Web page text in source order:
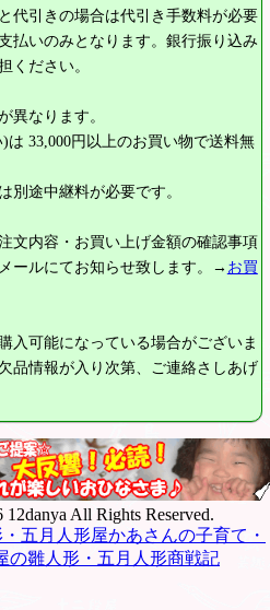
代引きの場合は代引き手数料が必要
払いのみとなります。銀行振り込み
ください。
異なります。
は 33,000円 以上のお買い物で送料無
別途中継料が必要です。
文内容・お買い上げ金額の確認事項
ールにてお知らせ致します。→ お買
入可能になっている場合がございま
品情報が入り次第、ご連絡さしあげ
All Rights Reserved.
五月人形屋かあさんの子育て・
の雛人形・五月人形商戦記